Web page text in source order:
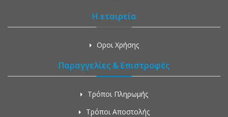
Η εταιρεία
Οροι Χρήσης
Παραγγελίες & Επιστροφές
Τρόποι Πληρωμής
Τρόποι Αποστολής